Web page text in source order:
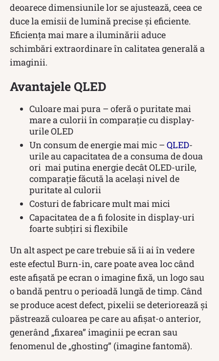
deoarece dimensiunile lor se ajustează, ceea ce
duce la emisii de lumină precise și eficiente.
Eficiența mai mare a iluminării aduce
schimbări extraordinare în calitatea generală a
imaginii.
Avantajele QLED
Culoare mai pura – oferă o puritate mai
mare a culorii în comparație cu display-
urile OLED
Un consum de energie mai mic – QLED-
urile au capacitatea de a consuma de doua
ori mai putina energie decât OLED-urile,
comparație făcută la același nivel de
puritate al culorii
Costuri de fabricare mult mai mici
Capacitatea de a fi folosite in display-uri
foarte subțiri si flexibile
Un alt aspect pe care trebuie să îi ai în vedere
este efectul Burn-in, care poate avea loc când
este afișată pe ecran o imagine fixă, un logo sau
o bandă pentru o perioadă lungă de timp. Când
se produce acest defect, pixelii se deteriorează și
păstrează culoarea pe care au afișat-o anterior,
generând „fixarea” imaginii pe ecran sau
fenomenul de „ghosting” (imagine fantomă).